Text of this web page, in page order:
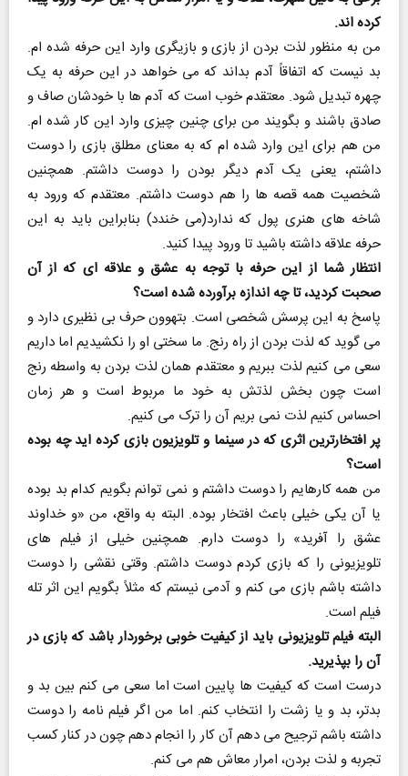
کرده اند.
من به منظور لذت بردن از بازی و بازیگری وارد این حرفه شده ام.
بد نیست که اتفاقاً آدم بداند که می خواهد در این حرفه به یک
چهره تبدیل شود. معتقدم خوب است که آدم ها با خودشان صاف و
صادق باشند و بگویند من برای چنین چیزی وارد این کار شده ام.
من هم برای این وارد شده ام که به معنای مطلق بازی را دوست
داشتم، یعنی یک آدم دیگر بودن را دوست داشتم. همچنین
شخصیت همه قصه ها را هم دوست داشتم. معتقدم که ورود به
شاخه های هنری پول که ندارد(می خندد) بنابراین باید به این
حرفه علاقه داشته باشید تا ورود پیدا کنید.
انتظار شما از این حرفه با توجه به عشق و علاقه ای که از آن
صحبت کردید، تا چه اندازه برآورده شده است؟
پاسخ به این پرسش شخصی است. بتهوون حرف بی نظیری دارد و
می گوید که لذت بردن از راه رنج. ما سختی او را نکشیدیم اما داریم
سعی می کنیم لذت ببریم و معتقدم همان لذت بردن به واسطه رنج
است چون بخش لذتش به خود ما مربوط است و هر زمان
احساس کنیم لذت نمی بریم آن را ترک می کنیم.
پر افتخارترین اثری که در سینما و تلویزیون بازی کرده اید چه بوده
است؟
من همه کارهایم را دوست داشتم و نمی توانم بگویم کدام بد بوده
یا آن یکی خیلی باعث افتخار بوده. البته به واقع، من «و خداوند
عشق را آفرید» را دوست دارم. همچنین خیلی از فیلم های
تلویزیونی را که بازی کردم دوست داشتم. وقتی نقشی را دوست
داشته باشم بازی می کنم و آدمی نیستم که مثلاً بگویم این اثر تله
فیلم است.
البته فیلم تلویزیونی باید از کیفیت خوبی برخوردار باشد که بازی در
آن را بپذیرید.
درست است که کیفیت ها پایین است اما سعی می کنم بین بد و
بدتر، بد و یا زشت را انتخاب کنم. اما من اگر فیلم نامه را دوست
داشته باشم ترجیح می دهم آن کار را انجام دهم چون در کنار کسب
تجربه و لذت بردن، امرار معاش هم می کنم.